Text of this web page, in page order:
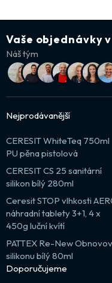
Vaše objednávky
Náš tým
Nejprodávanější
CERESIT WhiteTeq 750ml
PU pěna pistolová
CERESIT CS 25 sanitární
silikon bílý 280ml
Ceresit STOP vlhkosti
náhradní tablety 3+1, 4 x
450g luční kvítí
PATTEX Re-New
silikonu bílý 80ml
Doporučujeme